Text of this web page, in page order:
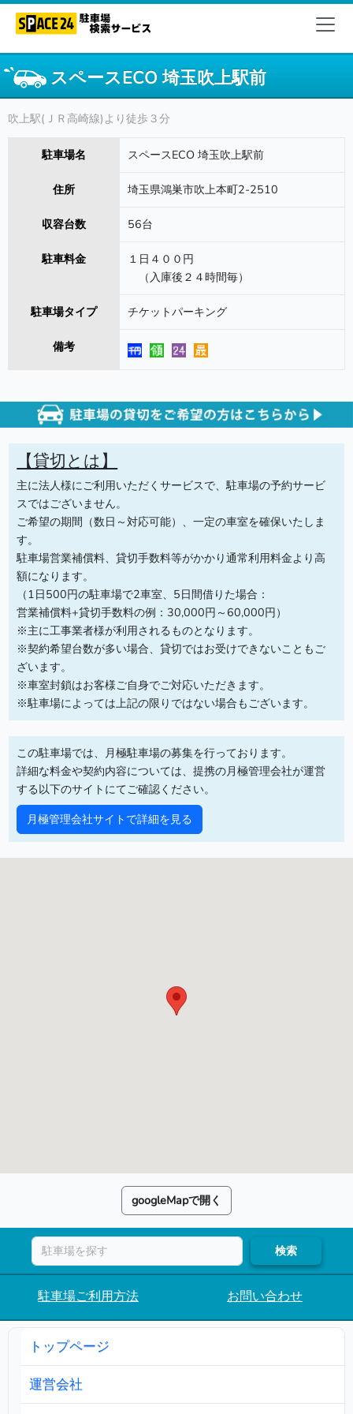
スペースECO 埼玉吹上駅前
吹上駅(ＪＲ高崎線)より徒歩３分
駐車場名 スペースECO 埼玉吹上駅前
住所 埼玉県鴻巣市吹上本町2-2510
収容台数 56台
駐車料金
１日４００円
（入庫後２４時間毎）
駐車場タイプ チケットパーキング
備考
【貸切とは】
主に法人様にご利用いただくサービスで、駐車場の予約サービ
スではございません。
ご希望の期間（数日～対応可能）、一定の車室を確保いたしま
す。
駐車場営業補償料、貸切手数料等がかかり通常利用料金より高
額になります。
（1日500円の駐車場で2車室、5日間借りた場合：
営業補償料+貸切手数料の例：30,000円～60,000円）
※主に工事業者様が利用されるものとなります。
※契約希望台数が多い場合、貸切ではお受けできないこともご
ざいます。
※車室封鎖はお客様ご自身でご対応いただきます。
※駐車場によっては上記の限りではない場合もございます。
この駐車場では、月極駐車場の募集を行っております。
詳細な料金や契約内容については、提携の月極管理会社が運営
する以下のサイトにてご確認ください。
月極管理会社サイトで詳細を見る
googleMapで開く
検索
駐車場ご利用方法 お問い合わせ
トップページ
運営会社